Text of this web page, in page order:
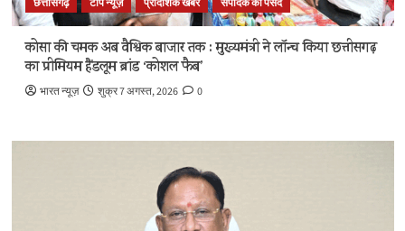
छत्तीसगढ़ टॉप न्यूज़ प्रादेशिक खबर संपादक की पसंद
कोसा की चमक अब वैश्विक बाजार तक : मुख्यमंत्री ने लॉन्च किया छत्तीसगढ़
का प्रीमियम हैंडलूम ब्रांड ‘कोशल फैब’
भारत न्यूज़ शुक्र 7 अगस्त, 2026 0